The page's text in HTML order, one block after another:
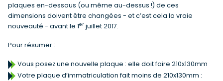
plaques en-dessous (ou même au-dessus !) de ces
dimensions doivent être changées - et c’est cela la vraie
nouveauté - avant le 1er juillet 2017.
Pour résumer :
Vous posez une nouvelle plaque : elle doit faire 210x130mm
Votre plaque d’immatriculation fait moins de 210x130mm :